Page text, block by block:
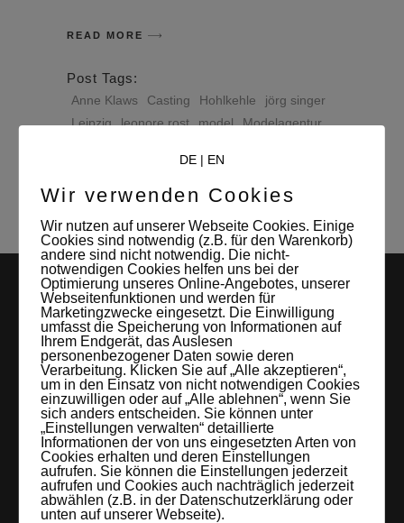
READ MORE
Post Tags:
Anne Klaws Casting Hohlkehle
jörg singer
Leipzig
leonore rost model
Modelagentur
Toni Hempel
LEIPZIGS MIETSTUDIO
Hier lassen sich Foto- und Videoproduktionen aller Art in
entspannter Loftatmosphäre realisieren. Alles da, was man
braucht: Technik, Platz, Couch und Kaffee. Folgt uns!
DE| EN
Wir verwenden Cookies
Wir nutzen auf unserer Webseite Cookies. Einige
Cookies sind notwendig (z.B. für den Warenkorb)
andere sind nicht notwendig. Die nicht-
notwendigen Cookies helfen uns bei der
Optimierung unseres Online-Angebotes, unserer
Webseitenfunktionen und werden für
Marketingzwecke eingesetzt. Die Einwilligung
umfasst die Speicherung von Informationen auf
Ihrem Endgerät, das Auslesen
personenbezogener Daten sowie deren
Verarbeitung. Klicken Sie auf „Alle akzeptieren“,
um in den Einsatz von nicht notwendigen Cookies
einzuwilligen oder auf „Alle ablehnen“, wenn Sie
sich anders entscheiden. Sie können unter
„Einstellungen verwalten“ detaillierte
Informationen der von uns eingesetzten Arten von
Cookies erhalten und deren Einstellungen
aufrufen. Sie können die Einstellungen jederzeit
aufrufen und Cookies auch nachträglich jederzeit
abwählen (z.B. in der Datenschutzerklärung oder
unten auf unserer Webseite).